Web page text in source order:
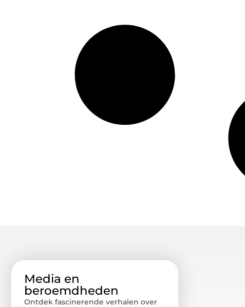
Media en
beroemdheden
Ontdek fascinerende verhalen over